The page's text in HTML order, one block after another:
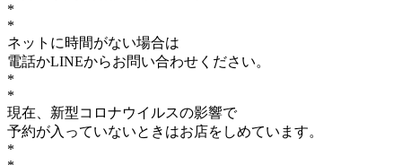
*
*
ネットに時間がない場合は
電話かLINEからお問い合わせください。
*
*
現在、新型コロナウイルスの影響で
予約が入っていないときはお店をしめています。
*